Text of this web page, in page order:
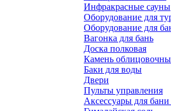
Инфракрасные сауны
Оборудование для
Оборудование для
Вагонка для бань
Доска полковая
Камень
Баки для воды
Двери
Пульты управления
Аксессуары для